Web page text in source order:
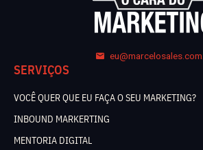
SERVIÇOS
VOCÊ QUER QUE EU FAÇA O SEU MARKETING?
INBOUND MARKERTING
MENTORIA DIGITAL